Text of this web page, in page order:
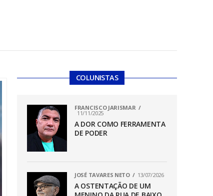
COLUNISTAS
FRANCISCO JARISMAR
11/11/2025
A DOR COMO FERRAMENTA
DE PODER
JOSÉ TAVARES NETO 13/07/2026
A OSTENTAÇÃO DE UM